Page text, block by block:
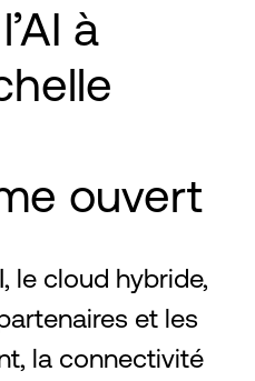
à
ouvert
le cloud hybride,
et les
la connectivité